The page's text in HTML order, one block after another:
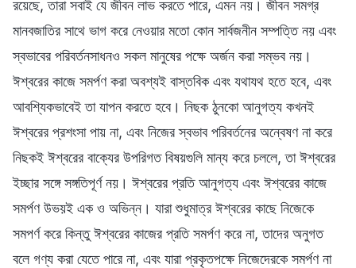
রয়েছে, তারা সবাই যে জীবন লাভ করতে পারে, এমন নয়। জীবন সমগ্র
মানবজাতির সাথে ভাগ করে নেওয়ার মতো কোন সার্বজনীন সম্পত্তি নয় এবং
স্বভাবের পরিবর্তনসাধনও সকল মানুষের পক্ষে অর্জন করা সম্ভব নয়।
ঈশ্বরের কাজে সমর্পণ করা অবশ্যই বাস্তবিক এবং যথাযথ হতে হবে, এবং
আবশ্যিকভাবেই তা যাপন করতে হবে। নিছক ঠুনকো আনুগত্য কখনই
ঈশ্বরের প্রশংসা পায় না, এবং নিজের স্বভাব পরিবর্তনের অন্বেষণ না করে
নিছকই ঈশ্বরের বাক্যের উপরিগত বিষয়গুলি মান্য করে চললে, তা ঈশ্বরের
ইচ্ছার সঙ্গে সঙ্গতিপূর্ণ নয়। ঈশ্বরের প্রতি আনুগত্য এবং ঈশ্বরের কাজে
সমর্পণ উভয়ই এক ও অভিন্ন। যারা শুধুমাত্র ঈশ্বরের কাছে নিজেকে
সমপর্ণ করে কিন্তু ঈশ্বরের কাজের প্রতি সমর্পণ করে না, তাদের অনুগত
বলে গণ্য করা যেতে পারে না, এবং যারা প্রকৃতপক্ষে নিজেদেরকে সমর্পণ না